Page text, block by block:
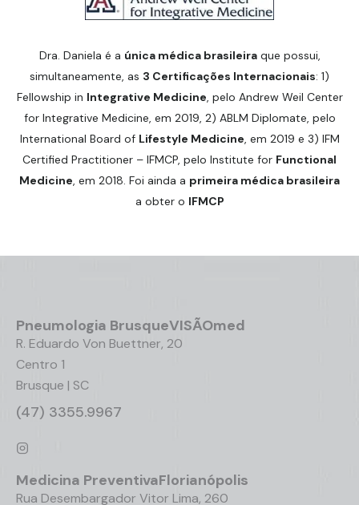
Dra. Daniela é a única médica brasileiraque possui,
simultaneamente, as 3 Certificações Internacionais: 1)
Fellowship in Integrative Medicine, pelo Andrew Weil Center
for Integrative Medicine, em 2019, 2) ABLM Diplomate, pelo
International Board of Lifestyle Medicine, em 2019 e 3) IFM
Certified Practitioner – IFMCP, pelo Institute for Functional
Medicine, em 2018. Foi ainda a primeira médica brasileira
a obter o IFMCP
Pneumologia BrusqueVISÃOmed
R. Eduardo Von Buettner, 20
Centro 1
Brusque | SC
(47) 3355.9967
Medicina PreventivaFlorianópolis
Rua Desembargador Vitor Lima, 260